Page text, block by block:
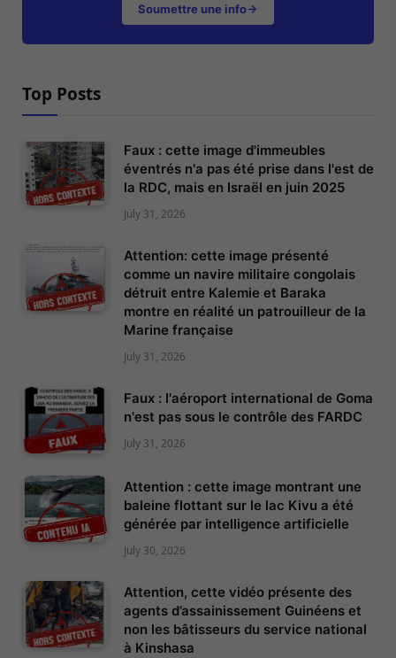
Soumettre une info
Top Posts
Faux : cette image d'immeubles
éventrés n'a pas été prise dans l'est de
la RDC, mais en Israël en juin 2025
July 31, 2026
Attention: cette image présenté
comme un navire militaire congolais
détruit entre Kalemie et Baraka
montre en réalité un patrouilleur de la
Marine française
July 31, 2026
Faux : l'aéroport international de Goma
n'est pas sous le contrôle des FARDC
July 31, 2026
Attention : cette image montrant une
baleine flottant sur le lac Kivu a été
générée par intelligence artificielle
July 30, 2026
Attention, cette vidéo présente des
agents d’assainissement Guinéens et
non les bâtisseurs du service national
à Kinshasa